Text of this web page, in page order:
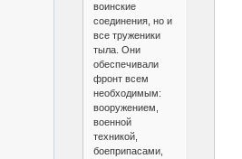
воинские
соединения, но и
все труженики
тыла. Они
обеспечивали
фронт всем
необходимым:
вооружением,
военной
техникой,
боеприпасами,